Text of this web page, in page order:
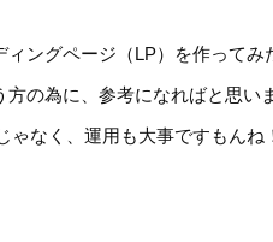
ィングページ（LP）を作ってみ
方の為に、参考になればと思い
ゃなく、運用も大事ですもんね